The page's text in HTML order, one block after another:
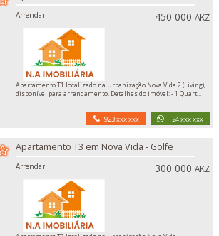
Arrendar 450 000AKZ
Apartamento T1 localizado na Urbanização Nova Vida 2 (Living),
disponível para arrendamento. Detalhes do imóvel: - 1 Quart...
923 xxx xxx +24 xxx xxx
Apartamento T3 em Nova Vida - Golfe
Arrendar 300 000AKZ